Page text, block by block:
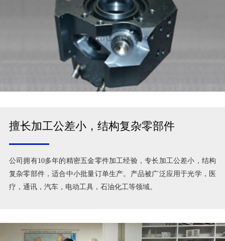
擅长加工公差小，结构复杂零部件
公司拥有10多年的精密五金零件加工经验，专长加工公差小，结构
复杂零部件，适合中小批量订单生产。产品被广泛应用于光学，医
疗，通讯，汽车，电动工具，石油化工等领域。